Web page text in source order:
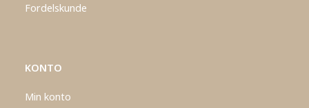
Fordelskunde
KONTO
Min konto